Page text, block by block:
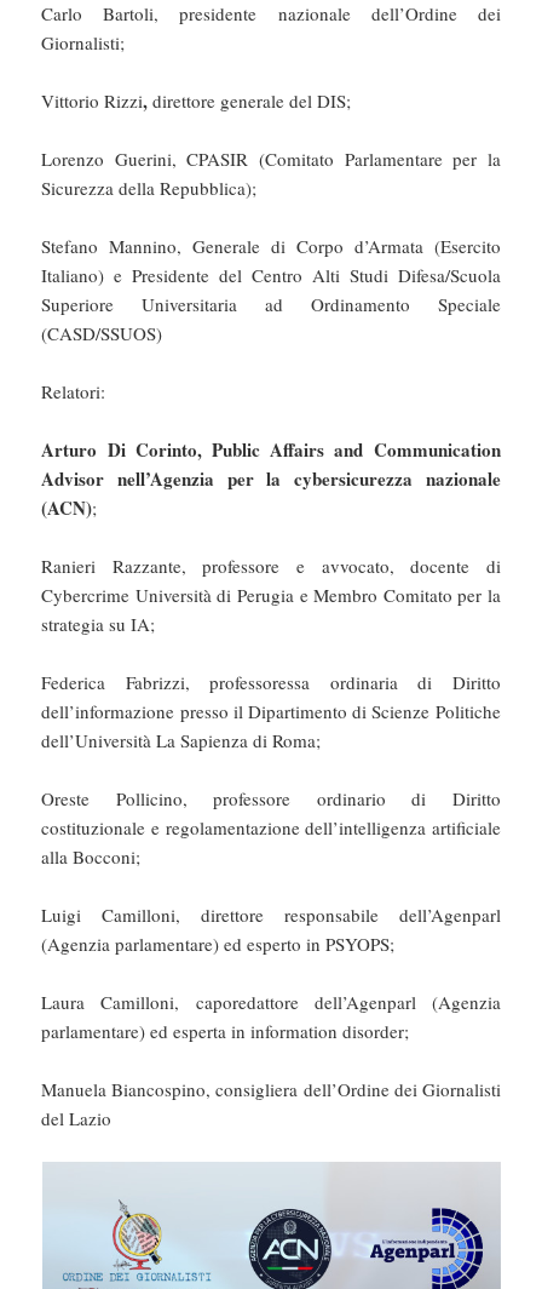
Carlo Bartoli, presidente nazionale dell’Ordine dei
Giornalisti;
Vittorio Rizzi,direttore generale del DIS;
Lorenzo Guerini, CPASIR (Comitato Parlamentare per la
Sicurezza della Repubblica);
Stefano Mannino, Generale di Corpo d’Armata (Esercito
Italiano) e Presidente del Centro Alti Studi Difesa/Scuola
Superiore Universitaria ad Ordinamento Speciale
(CASD/SSUOS)
Relatori:
Arturo Di Corinto, Public Affairs and Communication
Advisor nell’Agenzia per la cybersicurezza nazionale
(ACN);
Ranieri Razzante, professore e avvocato, docente di
Cybercrime Università di Perugia e Membro Comitato per la
strategia su IA;
Federica Fabrizzi, professoressa ordinaria di Diritto
dell’informazione presso il Dipartimento di Scienze Politiche
dell’Università La Sapienza di Roma;
Oreste Pollicino, professore ordinario di Diritto
costituzionale e regolamentazione dell’intelligenza artificiale
alla Bocconi;
Luigi Camilloni, direttore responsabile dell’Agenparl
(Agenzia parlamentare) ed esperto in PSYOPS;
Laura Camilloni, caporedattore dell’Agenparl (Agenzia
parlamentare) ed esperta in information disorder;
Manuela Biancospino, consigliera dell’Ordine dei Giornalisti
del Lazio